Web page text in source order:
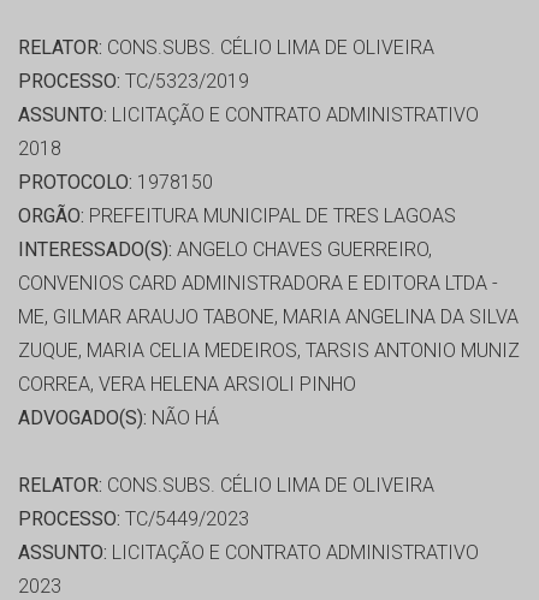
RELATOR: CONS.SUBS. CÉLIO LIMA DE OLIVEIRA
PROCESSO: TC/5323/2019
ASSUNTO: LICITAÇÃO E CONTRATO ADMINISTRATIVO
2018
PROTOCOLO: 1978150
ORGÃO: PREFEITURA MUNICIPAL DE TRES LAGOAS
INTERESSADO(S): ANGELO CHAVES GUERREIRO,
CONVENIOS CARD ADMINISTRADORA E EDITORA LTDA -
ME, GILMAR ARAUJO TABONE, MARIA ANGELINA DA SILVA
ZUQUE, MARIA CELIA MEDEIROS, TARSIS ANTONIO MUNIZ
CORREA, VERA HELENA ARSIOLI PINHO
ADVOGADO(S): NÃO HÁ
RELATOR: CONS.SUBS. CÉLIO LIMA DE OLIVEIRA
PROCESSO: TC/5449/2023
ASSUNTO: LICITAÇÃO E CONTRATO ADMINISTRATIVO
2023